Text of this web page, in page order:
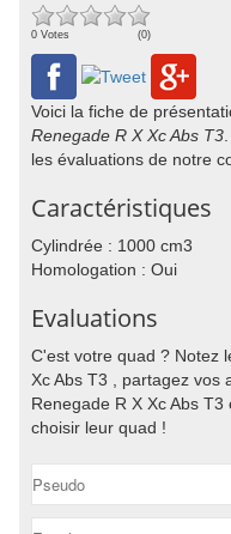
0 Votes (0)
Voici la fiche de
Renegade R X Xc Abs T3
les évaluations de notre
Caractéristiques
Cylindrée : 1000 cm3
Homologation : Oui
Evaluations
C'est votre quad ? Notez
Xc Abs T3 , partagez vos
Renegade R X Xc Abs
choisir leur quad !